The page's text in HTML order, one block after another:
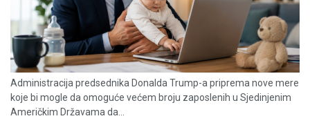
Administracija predsednika Donalda Trump-a priprema nove mere
koje bi mogle da omoguće većem broju zaposlenih u Sjedinjenim
Američkim Državama da...